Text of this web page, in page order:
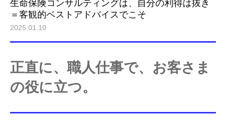
生命保険コンサルティングは、自分の利得は抜き
＝客観的ベストアドバイスでこそ
2025.01.10
正直に、職人仕事で、お客さま
の役に立つ。